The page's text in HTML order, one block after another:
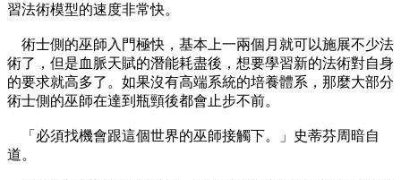
習法術模型的速度非常快。
術士側的巫師入門極快，基本上一兩個月就可以施展不少法
術了，但是血脈天賦的潛能耗盡後，想要學習新的法術對自身
的要求就高多了。如果沒有高端系統的培養體系，那麼大部分
術士側的巫師在達到瓶頸後都會止步不前。
「必須找機會跟這個世界的巫師接觸下。」史蒂芬周暗自
道。